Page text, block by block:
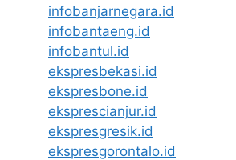
infobanjarnegara.id
infobantaeng.id
infobantul.id
ekspresbekasi.id
ekspresbone.id
eksprescianjur.id
ekspresgresik.id
ekspresgorontalo.id